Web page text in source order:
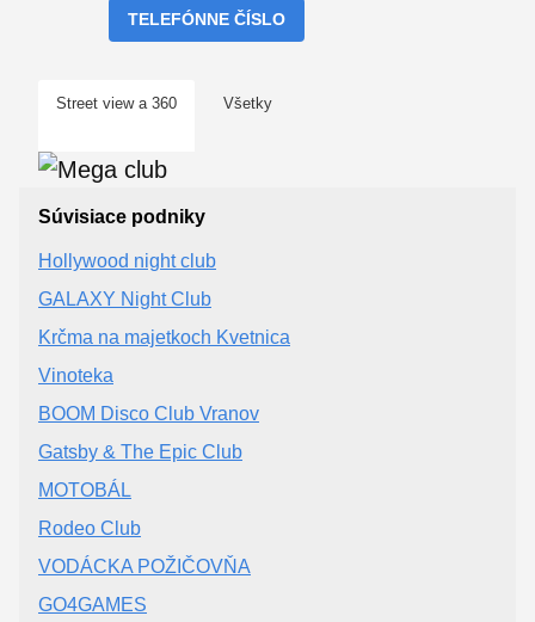
TELEFÓNNE ČÍSLO
Street view a 360 Všetky
Súvisiace podniky
Hollywood night club
GALAXY Night Club
Krčma na majetkoch Kvetnica
Vinoteka
BOOM Disco Club Vranov
Gatsby & The Epic Club
MOTOBÁL
Rodeo Club
VODÁCKA POŽIČOVŇA
GO4GAMES